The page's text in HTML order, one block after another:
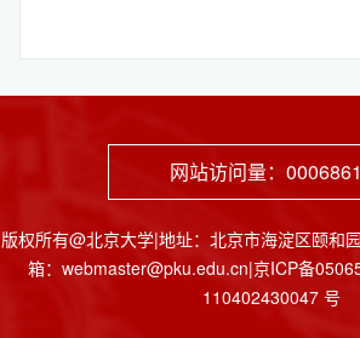
网站访问量：
版权所有@北京大学|地址：北京市海淀区颐和
箱：webmaster@pku.edu.cn|京ICP备
110402430047 号